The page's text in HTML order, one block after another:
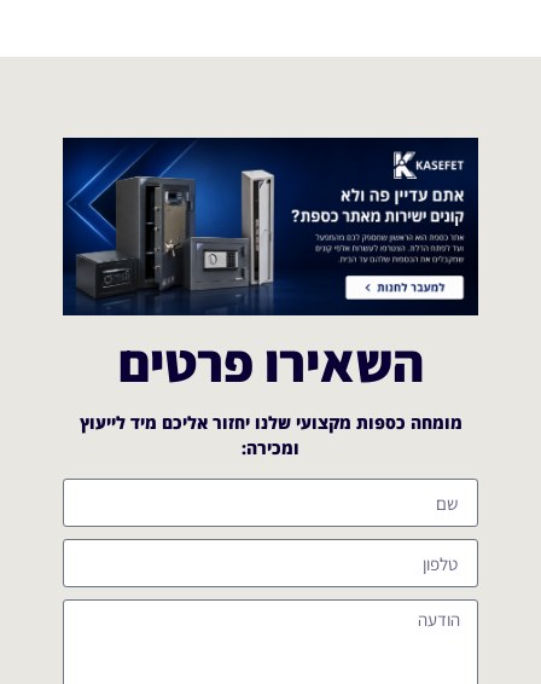
השאירו פרטים
מומחה כספות מקצועי שלנו יחזור אליכם מיד לייעוץ
ומכירה:​